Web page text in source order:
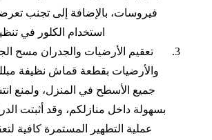
فيروسات، بالإضافة إلى تجنب
استخدام الكلور في
تعقيم الأرضيات والجدران مسح
والأرضيات بقطعة قماش نظيفة
جميع الأسطح في المنزل، ولمنع
بسهولة داخل منازلكم، وقد أثبتت
عملية التطهير المستمرة كافية